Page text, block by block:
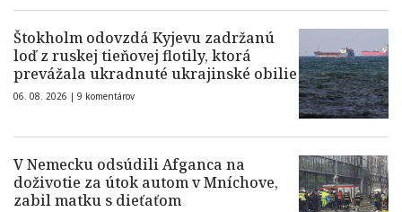
Štokholm odovzdá Kyjevu zadržanú
loď z ruskej tieňovej flotily, ktorá
prevážala ukradnuté ukrajinské obilie
06. 08. 2026 | 9 komentárov
V Nemecku odsúdili Afganca na
doživotie za útok autom v Mníchove,
zabil matku s dieťaťom